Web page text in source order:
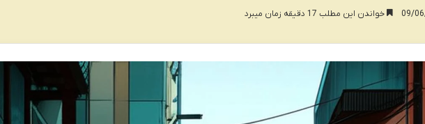
خواندن این مطلب 17 دقیقه زمان میبرد